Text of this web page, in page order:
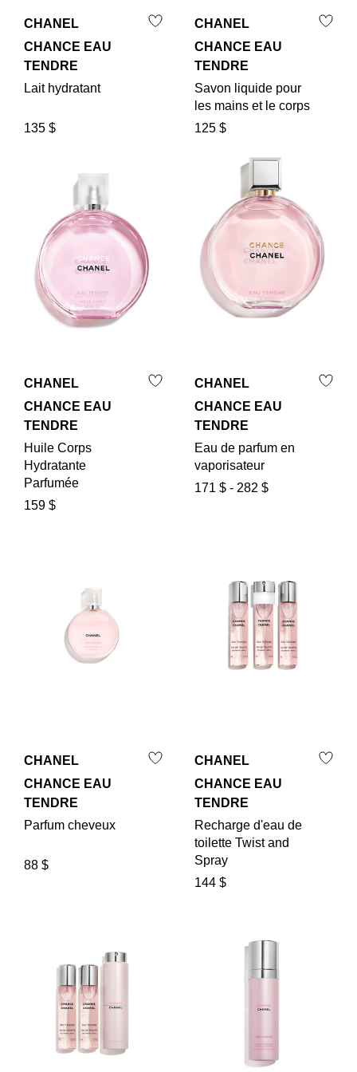
CHANEL
CHANCE EAU
TENDRE
Lait hydratant
135 $
CHANEL
CHANCE EAU
TENDRE
Savon liquide pour
les mains et le corps
125 $
CHANEL
CHANCE EAU
TENDRE
Huile Corps
Hydratante
Parfumée
159 $
CHANEL
CHANCE EAU
TENDRE
Eau de parfum en
vaporisateur
171 $ - 282 $
CHANEL
CHANCE EAU
TENDRE
Parfum cheveux
88 $
CHANEL
CHANCE EAU
TENDRE
Recharge d'eau de
toilette Twist and
Spray
144 $